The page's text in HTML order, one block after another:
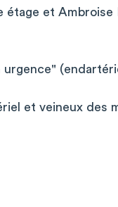
étage et Ambroise
urgence"
et veineux des